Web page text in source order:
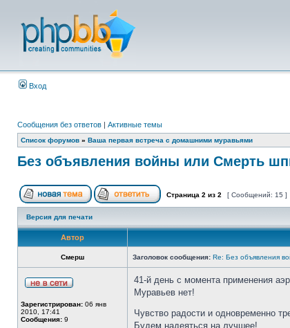
Вход
Сообщения без ответов | Активные темы
Список форумов » Ваша первая встреча с домашними муравьями
Без объявления войны или Смерть
Страница 2 из 2 [ Сообщений: 15 ]
Версия для печати
Автор
Смерш Заголовок сообщения: Re: Без объявления
Зарегистрирован: 06 янв
2010, 17:41
Сообщения: 9
41-й день с момента применения
Муравьев нет!
Чувство радости и одновременно
Будем надеяться на лучшее!